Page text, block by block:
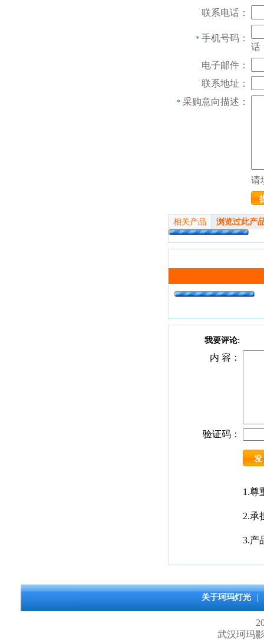
联系电话：
* 手机号码：
话
电子邮件：
联系地址：
* 采购意向描述：
请
相关产品 浏览过此产
我要评论:
内 容：
验证码：
1.尊
2.承
3.产
关于珂玛灯光
武汉珂玛